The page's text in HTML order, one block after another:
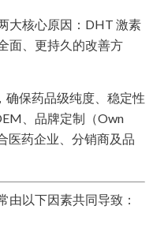
大核心原因：DHT 激素
面、更持久的改善方
确保药品级纯度、稳定性
、品牌定制（Own
医药企业、分销商及品
由以下因素共同导致：